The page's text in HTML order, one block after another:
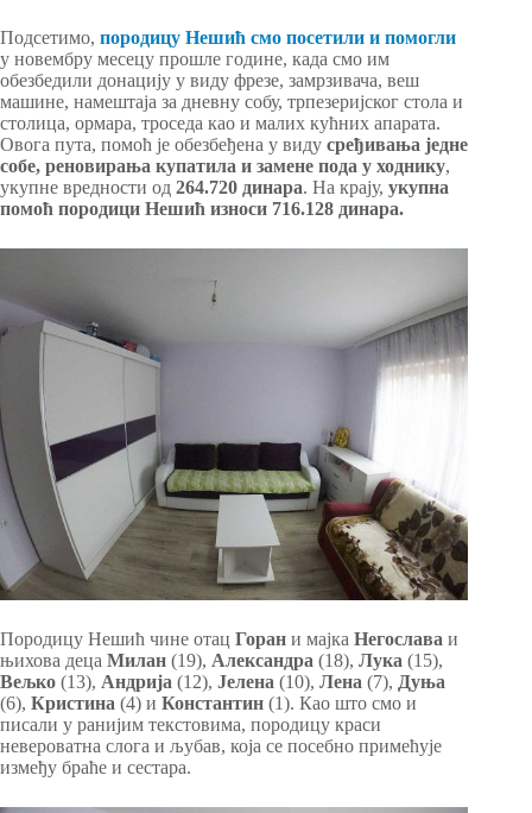
Подсетимо, породицу Нешић смо посетили и помогли
у новембру месецу прошле године, када смо им
обезбедили донацију у виду фрезе, замрзивача, веш
машине, намештаја за дневну собу, трпезеријског стола и
столицa, ормара, троседа као и малих кућних апарата.
Овога пута, помоћ је обезбеђена у виду сређивања једне
собе, реновирања купатила и замене пода у ходнику,
укупне вредности од 264.720 динара. На крају, укупна
помоћ породици Нешић износи 716.128 динара.
Породицу Нешић чине отац Горан и мајка Негослава и
њихова деца Милан (19), Александра (18), Лука (15),
Вељко (13), Андрија (12), Јелена (10), Лена (7), Дуња
(6), Кристина (4) и Константин (1). Као што смо и
писали у ранијим текстовима, породицу краси
невероватна слога и љубав, која се посебно примећује
између браће и сестара.